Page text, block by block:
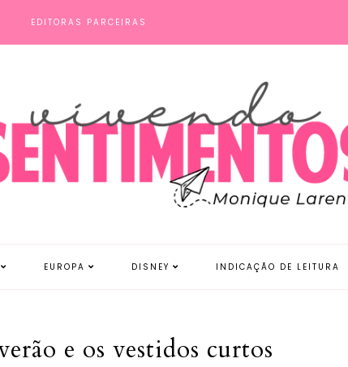
EDITORAS PARCEIRAS
EUROPA DISNEY INDICAÇÃO DE LEITURA
e os vestidos curtos